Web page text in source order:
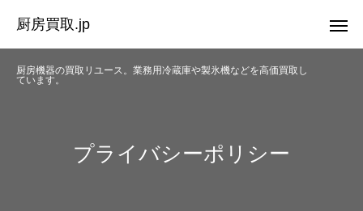
厨房買取.jp
厨房機器の買取リユース。業務用冷蔵庫や製氷機などを高価買取し
ています。
プライバシーポリシー